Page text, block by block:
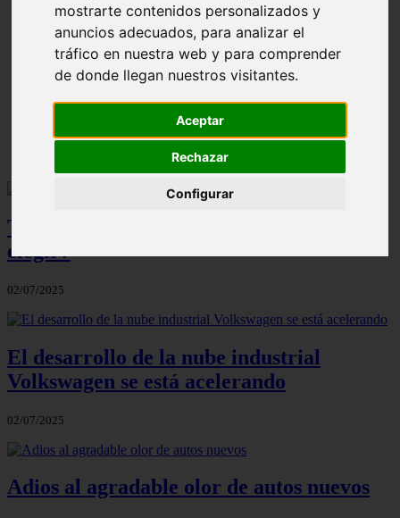
mostrarte contenidos personalizados y
anuncios adecuados, para analizar el
tráfico en nuestra web y para comprender
de donde llegan nuestros visitantes.
Aceptar
Rechazar
Configurar
▷ Zona Azul Córdoba 《 Horarios y Tarifas 2024 》
Todos los Citroën C5 Aicross ¿Cuál
elegir?
02/07/2025
El desarrollo de la nube industrial
Volkswagen se está acelerando
02/07/2025
Adios al agradable olor de autos nuevos